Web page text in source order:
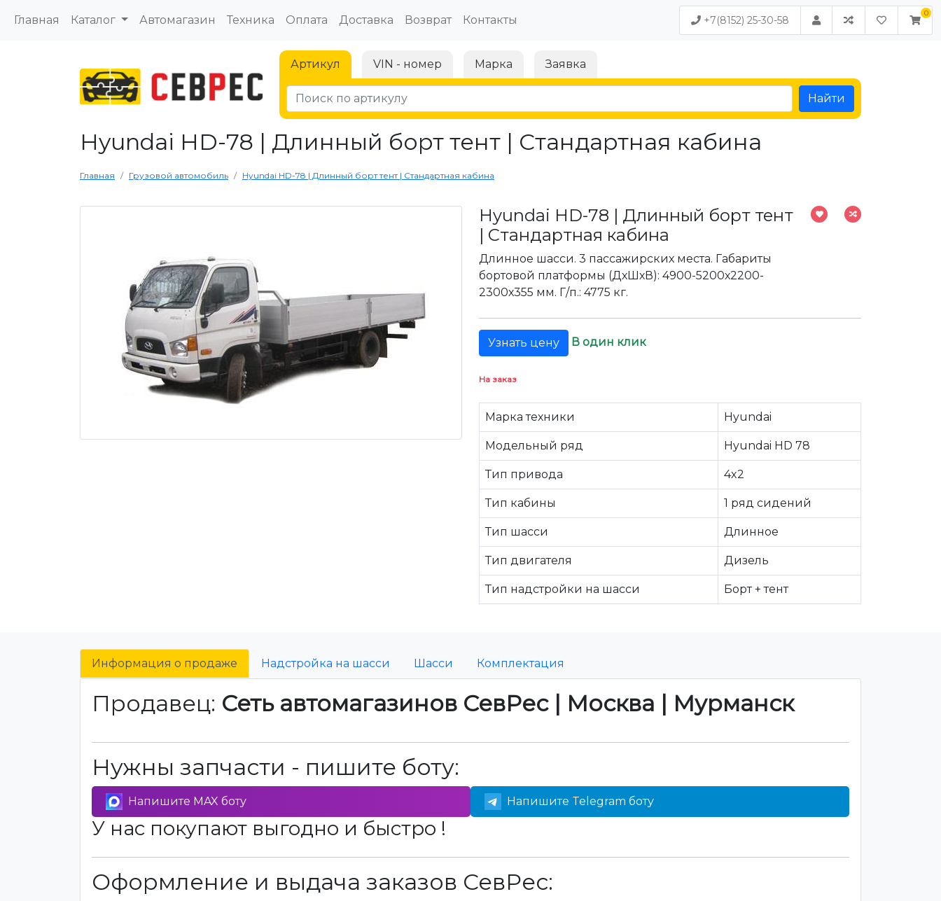
Главная Каталог Автомагазин Техника Оплата Доставка Возврат Контакты +7(8152) 25-30-58
Артикул VIN - номер Марка Заявка
Найти
Hyundai HD-78 | Длинный борт тент | Стандартная кабина
Главная Грузовой автомобиль Hyundai HD-78 | Длинный борт тент | Стандартная кабина
Hyundai HD-78 | Длинный борт тент
| Стандартная кабина
Длинное шасси. 3 пассажирских места. Габариты
бортовой платформы (ДхШхВ): 4900-5200х2200-
2300х355 мм. Г/п.: 4775 кг.
Узнать цену В один клик
На заказ
Марка техники Hyundai
Модельный ряд Hyundai HD 78
Тип привода 4x2
Тип кабины 1 ряд сидений
Тип шасси Длинное
Тип двигателя Дизель
Тип надстройки на шасси Борт + тент
Информация о продаже Надстройка на шасси Шасси Комплектация
Продавец: Сеть автомагазинов СевРес | Москва | Мурманск
Нужны запчасти - пишите боту:
Напишите MAX боту Напишите Telegram боту
У нас покупают выгодно и быстро !
Оформление и выдача заказов СевРес: